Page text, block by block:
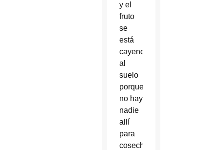
y el
fruto
se
está
cayendo
al
suelo
porque
no hay
nadie
allí
para
cosecharlo,